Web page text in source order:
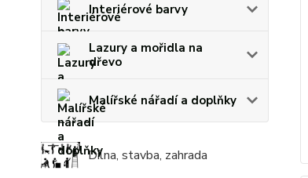
Interiérové barvy
Lazury a mořidla na
dřevo
Malířské nářadí a doplňky
Dílna, stavba, zahrada